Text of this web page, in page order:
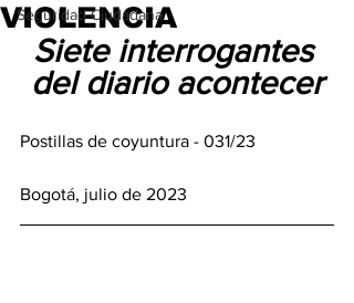
Seguridad Ciudadana
VIOLENCIA
Siete interrogantes
del diario acontecer
Postillas de coyuntura - 031/23
Bogotá, julio de 2023